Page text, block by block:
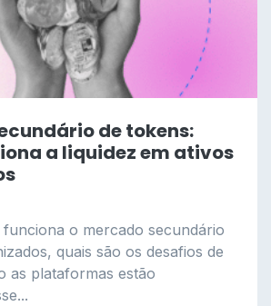
de tokens:
a liquidez em ativos
o mercado secundário
quais são os desafios de
as plataformas estão